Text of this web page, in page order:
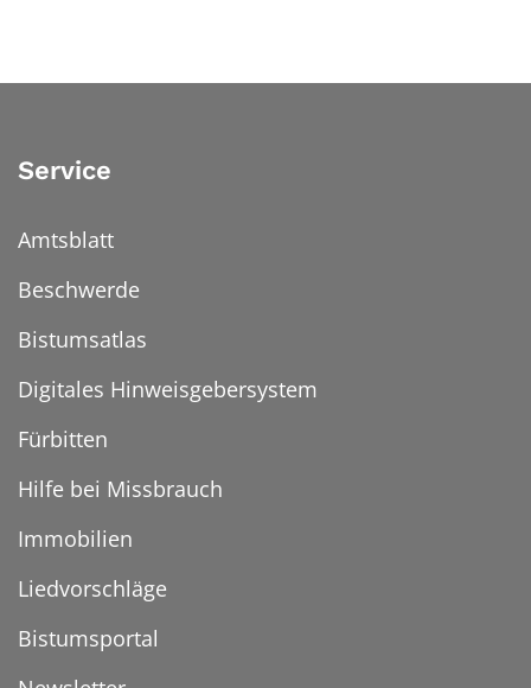
Service
Amtsblatt
Beschwerde
Bistumsatlas
Digitales Hinweisgebersystem
Fürbitten
Hilfe bei Missbrauch
Immobilien
Liedvorschläge
Bistumsportal